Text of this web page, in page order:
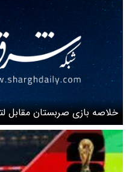
خلاصه بازی صربستان مقابل